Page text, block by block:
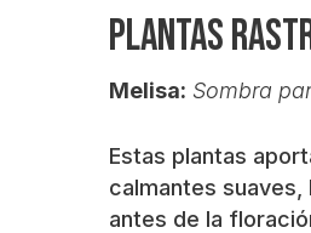
Plantas
Melisa: Sombra
Estas plantas
calmantes suaves,
antes de la